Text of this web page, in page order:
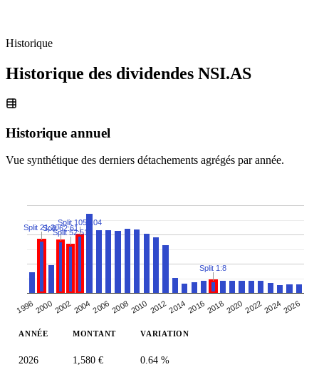
Historique
Historique des dividendes NSI.AS
Historique annuel
Vue synthétique des derniers détachements agrégés par année.
1998200020022004200620082010 20122014201620182020202220242026
Split 21:20Split 62:61
Split 52:51
Split 105:104
Split 1:8
ANNÉE MONTANT VARIATION
2026 1,580 € 0.64 %